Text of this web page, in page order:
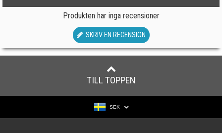
Produkten har inga recensioner
SKRIV EN RECENSION
TILL TOPPEN
SEK